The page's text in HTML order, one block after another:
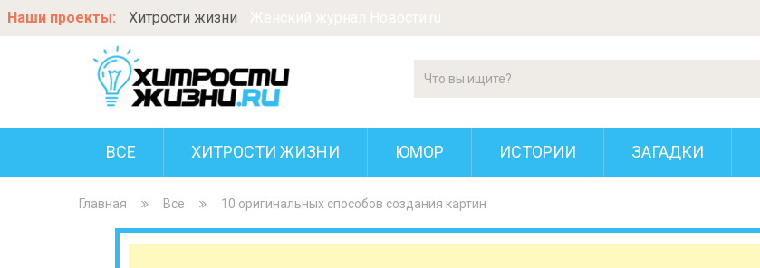
Наши проекты: Хитрости жизни
ВСЕ ХИТРОСТИ ЖИЗНИ ЮМОР ИСТОРИИ ЗАГАДКИ
Главная Все 10 оригинальных способов создания картин